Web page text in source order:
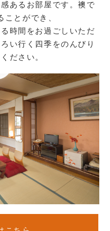
あるお部屋です。襖で
ことができ、
時間をお過ごしいただ
い行く四季をのんびり
ださい。